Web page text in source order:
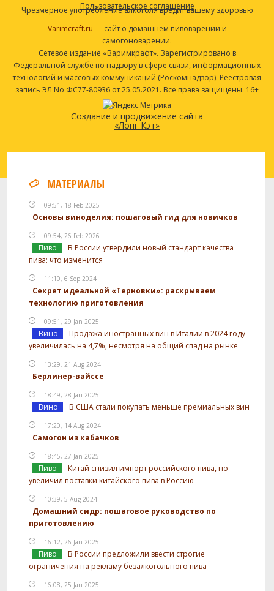
Пользовательское соглашение
Чрезмерное употребление алкоголя вредит вашему здоровью
Varimcraft.ru — сайт о домашнем пивоварении и
самогоноварении.
Сетевое издание «Варимкрафт». Зарегистрировано в
Федеральной службе по надзору в сфере связи, информационных
технологий и массовых коммуникаций (Роскомнадзор). Реестровая
запись ЭЛ No ФС77-80936 от 25.05.2021. Все права защищены. 16+
Создание и продвижение сайта
«Лонг Кэт»
МАТЕРИАЛЫ
09:51, 18 Feb 2025
Основы виноделия: пошаговый гид для новичков
09:54, 26 Feb 2026
Пиво
В России утвердили новый стандарт качества
пива: что изменится
11:10, 6 Sep 2024
Секрет идеальной «Терновки»: раскрываем
технологию приготовления
09:51, 29 Jan 2025
Вино
Продажа иностранных вин в Италии в 2024 году
увеличилась на 4,7%, несмотря на общий спад на рынке
13:29, 21 Aug 2024
Берлинер-вайссе
18:49, 28 Jan 2025
Вино В США стали покупать меньше премиальных вин
17:20, 14 Aug 2024
Самогон из кабачков
18:45, 27 Jan 2025
Пиво
Китай снизил импорт российского пива, но
увеличил поставки китайского пива в Россию
10:39, 5 Aug 2024
Домашний сидр: пошаговое руководство по
приготовлению
16:12, 26 Jan 2025
Пиво
В России предложили ввести строгие
ограничения на рекламу безалкогольного пива
16:08, 25 Jan 2025